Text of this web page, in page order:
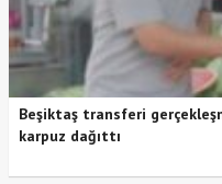
Beşiktaş transferi
karpuz dağıttı